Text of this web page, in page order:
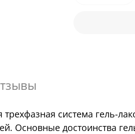
трехфазная система гель-
Основные достоинства